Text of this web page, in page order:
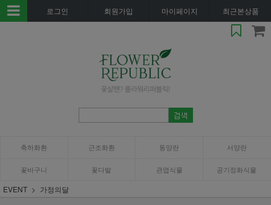
로그인 회원가입 마이페이지 최근본상품
축하화환 근조화환 동양란 서양란
꽃바구니 꽃다발 관엽식물 공기정화식물
EVENT 가정의달